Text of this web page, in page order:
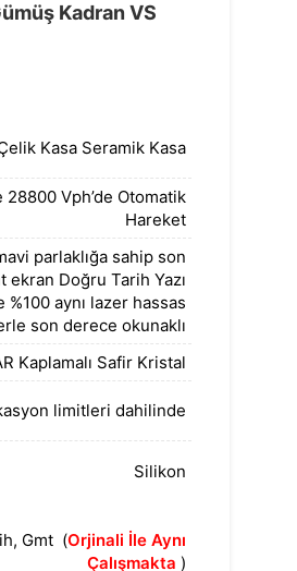
Kadran VS
Kasa Seramik Kasa
Vph’de Otomatik
Hareket
parlaklığa sahip son
Doğru Tarih Yazı
aynı lazer hassas
son derece okunaklı
Kaplamalı Safir Kristal
limitleri dahilinde
Silikon
Gmt (Orjinali İle Aynı
Çalışmakta )